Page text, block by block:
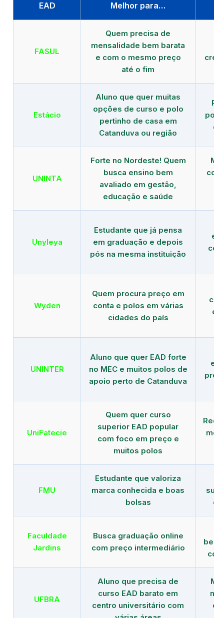
EAD Melhor para…
FASUL
Quem precisa de
mensalidade bem barata
e com o mesmo preço
até o fim
Estácio
Aluno que quer muitas
opções de curso e polo
pertinho de casa em
Catanduva ou região
UNINTA
Forte no Nordeste! Quem
busca ensino bem
avaliado em gestão,
educação e saúde
Unyleya
Estudante que já pensa
em graduação e depois
pós na mesma instituição
Wyden
Quem procura preço em
conta e polos em várias
cidades do país
UNINTER
Aluno que quer EAD forte
no MEC e muitos polos de
apoio perto de Catanduva
UniFatecie
Quem quer curso
superior EAD popular
com foco em preço e
muitos polos
FMU
Estudante que valoriza
marca conhecida e boas
bolsas
Faculdade
Jardins
Busca graduação online
com preço intermediário
UFBRA
Aluno que precisa de
curso EAD barato em
centro universitário com